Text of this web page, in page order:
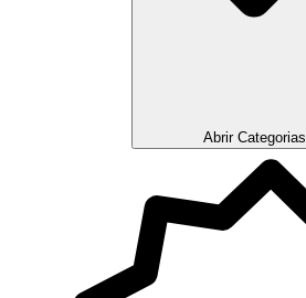
Abrir Categorias